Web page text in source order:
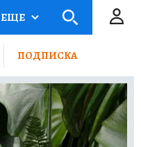
ЕЩЕ
ПОДПИСКА